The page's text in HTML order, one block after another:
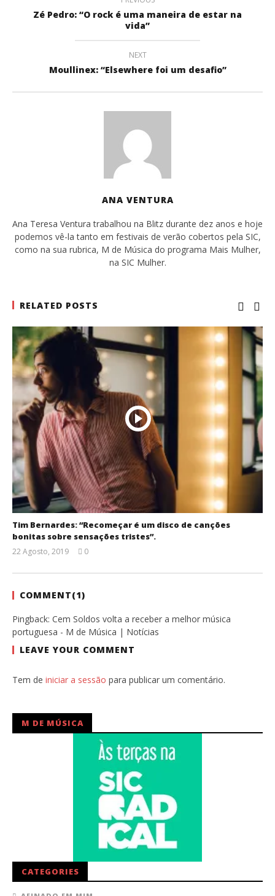
Zé Pedro: “O rock é uma maneira de estar na
vida”
NEXT
Moullinex: “Elsewhere foi um desafio”
ANA VENTURA
Ana Teresa Ventura trabalhou na Blitz durante dez anos e hoje
podemos vê-la tanto em festivais de verão cobertos pela SIC,
como na sua rubrica, M de Música do programa Mais Mulher,
na SIC Mulher.
RELATED POSTS
Tim Bernardes: “Recomeçar é um disco de canções
bonitas sobre sensações tristes”.
22 Agosto, 2019
Ventura
0
COMMENT(1)
Pingback: Cem Soldos volta a receber a melhor música
portuguesa - M de Música | Notícias
LEAVE YOUR COMMENT
Tem de iniciar a sessão para publicar um comentário.
M DE MÚSICA
CATEGORIES